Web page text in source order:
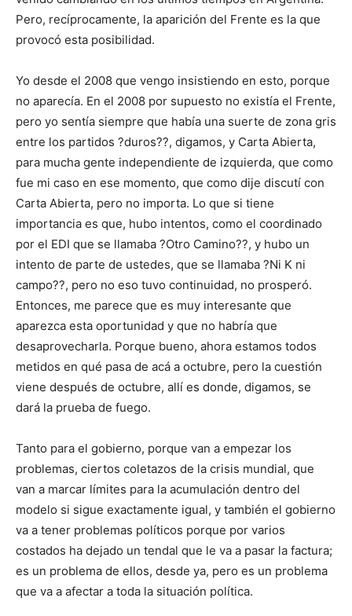
Pero, recíprocamente, la aparición del Frente es la que
provocó esta posibilidad.
Yo desde el 2008 que vengo insistiendo en esto, porque
no aparecía. En el 2008 por supuesto no existía el Frente,
pero yo sentía siempre que había una suerte de zona gris
entre los partidos ?duros??, digamos, y Carta Abierta,
para mucha gente independiente de izquierda, que como
fue mi caso en ese momento, que como dije discutí con
Carta Abierta, pero no importa. Lo que si tiene
importancia es que, hubo intentos, como el coordinado
por el EDI que se llamaba ?Otro Camino??, y hubo un
intento de parte de ustedes, que se llamaba ?Ni K ni
campo??, pero no eso tuvo continuidad, no prosperó.
Entonces, me parece que es muy interesante que
aparezca esta oportunidad y que no habría que
desaprovecharla. Porque bueno, ahora estamos todos
metidos en qué pasa de acá a octubre, pero la cuestión
viene después de octubre, allí es donde, digamos, se
dará la prueba de fuego.
Tanto para el gobierno, porque van a empezar los
problemas, ciertos coletazos de la crisis mundial, que
van a marcar límites para la acumulación dentro del
modelo si sigue exactamente igual, y también el gobierno
va a tener problemas políticos porque por varios
costados ha dejado un tendal que le va a pasar la factura;
es un problema de ellos, desde ya, pero es un problema
que va a afectar a toda la situación política.